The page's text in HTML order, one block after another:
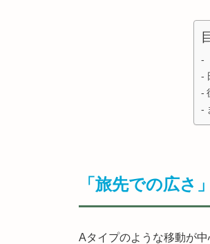
「旅先での広さ
Aタイプのような移動が